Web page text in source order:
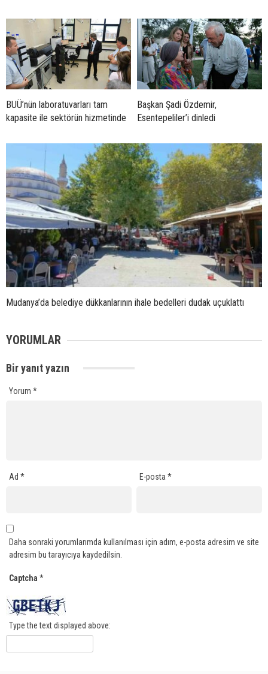
BUÜ’nün laboratuvarları tam
kapasite ile sektörün hizmetinde
Başkan Şadi Özdemir,
Esentepeliler’i dinledi
Mudanya’da belediye dükkanlarının ihale bedelleri dudak uçuklattı
YORUMLAR
Bir yanıt yazın
Yorum *
Ad * E-posta*
Daha sonraki yorumlarımda kullanılması için adım, e-posta adresim ve site
adresim bu tarayıcıya kaydedilsin.
Captcha *
Type the text displayed above: